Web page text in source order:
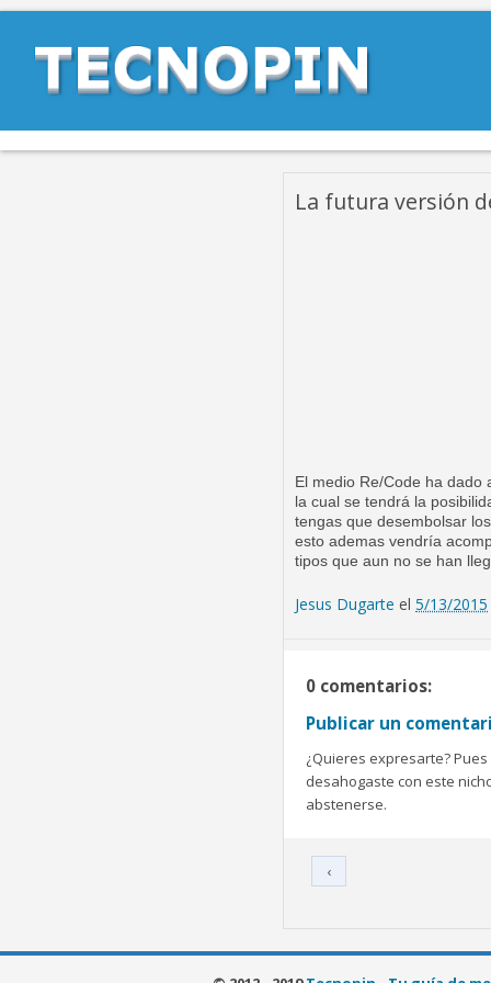
La futura versión
El medio Re/Code ha dado
la cual se tendrá la
tengas que desembolsar
esto ademas vendría
tipos que aun no se han
Jesus Dugarte el 5/13/2015
0 comentarios:
Publicar un
¿Quieres expresarte?
desahogaste con este
abstenerse.
‹